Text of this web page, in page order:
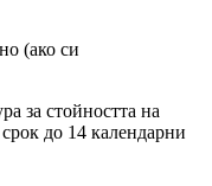
(ако си
за стойността на
срок до 14 календарни